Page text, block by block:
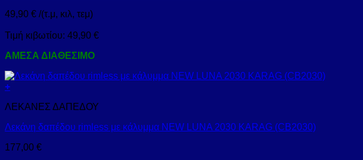
49,90 € /(τ.μ, κιλ, τεμ)
Τιμή κιβωτίου: 49,90 €
ΑΜΕΣΑ ΔΙΑΘΕΣΙΜΟ
+
ΛΕΚΑΝΕΣ ΔΑΠΕΔΟΥ
Λεκάνη δαπέδου rimless με κάλυμμα NEW LUNA 2030 KARAG (CB2030)
177,00 €